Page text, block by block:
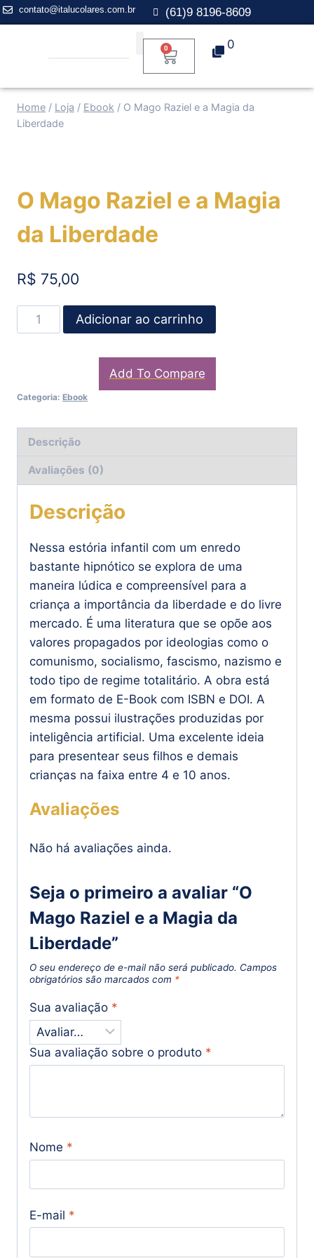
contato@italucolares.com.br (61)9 8196-8609
0 0
Home / Loja / Ebook / O Mago Raziel e a Magia da
Liberdade
O Mago Raziel e a Magia
da Liberdade
R$ 75,00
Adicionar ao carrinho
Add To Compare
Categoria: Ebook
Descrição
Avaliações (0)
Descrição
Nessa estória infantil com um enredo
bastante hipnótico se explora de uma
maneira lúdica e compreensível para a
criança a importância da liberdade e do livre
mercado. É uma literatura que se opõe aos
valores propagados por ideologias como o
comunismo, socialismo, fascismo, nazismo e
todo tipo de regime totalitário. A obra está
em formato de E-Book com ISBN e DOI. A
mesma possui ilustrações produzidas por
inteligência artificial. Uma excelente ideia
para presentear seus filhos e demais
crianças na faixa entre 4 e 10 anos.
Avaliações
Não há avaliações ainda.
Seja o primeiro a avaliar “O
Mago Raziel e a Magia da
Liberdade”
O seu endereço de e-mail não será publicado. Campos
obrigatórios são marcados com *
Sua avaliação *
Sua avaliação sobre o produto *
Nome *
E-mail *